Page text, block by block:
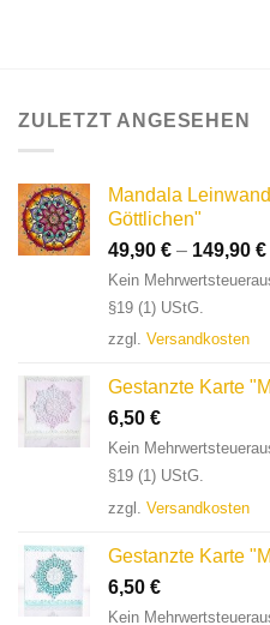
ZULETZT ANGESEHEN
Mandala
Göttlichen"
49,90 € – 149,90 €
Kein
§19 (1) UStG.
zzgl. Versandkosten
Gestanzte Karte
6,50 €
Kein
§19 (1) UStG.
zzgl. Versandkosten
Gestanzte Karte
6,50 €
Kein